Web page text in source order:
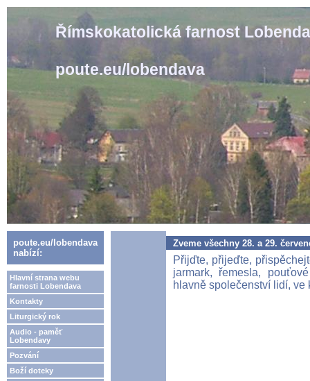
Římskokatolická farnost
poute.eu/lobendava
poute.eu/lobendava
nabízí:
Hlavní strana webu
farnosti Lobendava
Kontakty
Liturgický rok
Audio - paměť
Lobendavy
Pozvání
Boží doteky
Zveme všechny 28. a 29.
Přijďte, přijeďte,
jarmark, řemesla,
hlavně společenství lidí, ve